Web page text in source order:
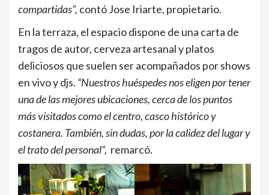
compartidas”, contó Jose Iriarte, propietario.
En la terraza, el espacio dispone de una carta de
tragos de autor, cerveza artesanal y platos
deliciosos que suelen ser acompañados por shows
en vivo y djs. “Nuestros huéspedes nos eligen por tener
una de las mejores ubicaciones, cerca de los puntos
más visitados como el centro, casco histórico y
costanera. También, sin dudas, por la calidez del lugar y
el trato del personal”, remarcó.